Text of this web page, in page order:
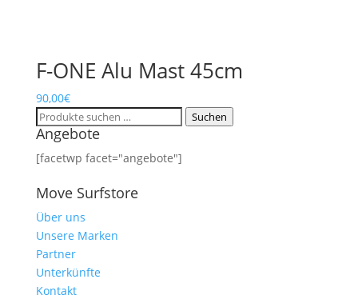
F-ONE Alu Mast 45cm
90,00€
Suchen
nach:
Suchen
Angebote
[facetwp facet="angebote"]
Move Surfstore
Über uns
Unsere Marken
Partner
Unterkünfte
Kontakt